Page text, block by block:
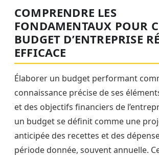
COMPRENDRE LES
FONDAMENTAUX POUR
BUDGET D’ENTREPRISE
EFFICACE
Élaborer un budget performant
connaissance précise de ses
et des objectifs financiers de
un budget se définit comme une
anticipée des recettes et des
période donnée, souvent annuelle.